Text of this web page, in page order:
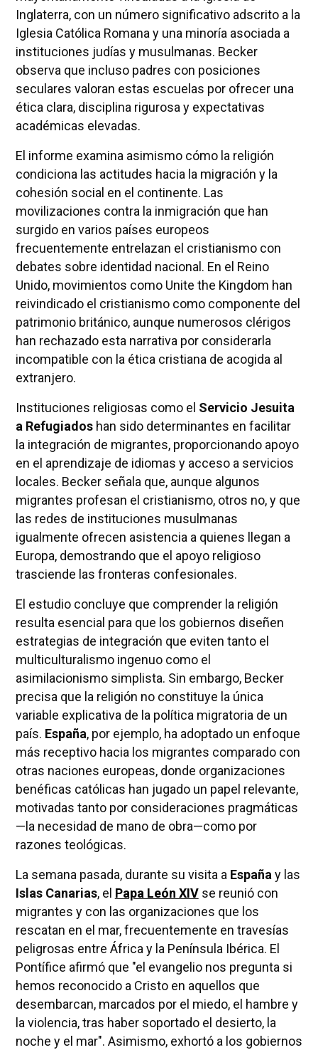
Inglaterra, con un número significativo adscrito a la
Iglesia Católica Romana y una minoría asociada a
instituciones judías y musulmanas. Becker
observa que incluso padres con posiciones
seculares valoran estas escuelas por ofrecer una
ética clara, disciplina rigurosa y expectativas
académicas elevadas.
El informe examina asimismo cómo la religión
condiciona las actitudes hacia la migración y la
cohesión social en el continente. Las
movilizaciones contra la inmigración que han
surgido en varios países europeos
frecuentemente entrelazan el cristianismo con
debates sobre identidad nacional. En el Reino
Unido, movimientos como Unite the Kingdom han
reivindicado el cristianismo como componente del
patrimonio británico, aunque numerosos clérigos
han rechazado esta narrativa por considerarla
incompatible con la ética cristiana de acogida al
extranjero.
Instituciones religiosas como el Servicio Jesuita
a Refugiadoshan sido determinantes en facilitar
la integración de migrantes, proporcionando apoyo
en el aprendizaje de idiomas y acceso a servicios
locales. Becker señala que, aunque algunos
migrantes profesan el cristianismo, otros no, y que
las redes de instituciones musulmanas
igualmente ofrecen asistencia a quienes llegan a
Europa, demostrando que el apoyo religioso
trasciende las fronteras confesionales.
El estudio concluye que comprender la religión
resulta esencial para que los gobiernos diseñen
estrategias de integración que eviten tanto el
multiculturalismo ingenuo como el
asimilacionismo simplista. Sin embargo, Becker
precisa que la religión no constituye la única
variable explicativa de la política migratoria de un
país. España, por ejemplo, ha adoptado un enfoque
más receptivo hacia los migrantes comparado con
otras naciones europeas, donde organizaciones
benéficas católicas han jugado un papel relevante,
motivadas tanto por consideraciones pragmáticas
—la necesidad de mano de obra—como por
razones teológicas.
La semana pasada, durante su visita a España y las
Islas Canarias, el Papa León XIVse reunió con
migrantes y con las organizaciones que los
rescatan en el mar, frecuentemente en travesías
peligrosas entre África y la Península Ibérica. El
Pontífice afirmó que "el evangelio nos pregunta si
hemos reconocido a Cristo en aquellos que
desembarcan, marcados por el miedo, el hambre y
la violencia, tras haber soportado el desierto, la
noche y el mar". Asimismo, exhortó a los gobiernos